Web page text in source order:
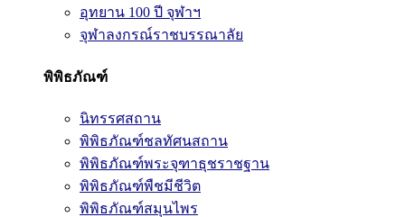
อุทยาน 100 ปี จุฬาฯ
จุฬาลงกรณ์ราชบรรณาลัย
พิพิธภัณฑ์
นิทรรศสถาน
พิพิธภัณฑ์ชลทัศนสถาน
พิพิธภัณฑ์พระจุฑาธุชราชฐาน
พิพิธภัณฑ์พืชมีชีวิต
พิพิธภัณฑ์สมุนไพร